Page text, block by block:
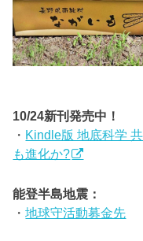
10/24新刊発売中！
・ Kindle版 地底科学
も進化か?
能登半島地震：
・地球守活動募金先